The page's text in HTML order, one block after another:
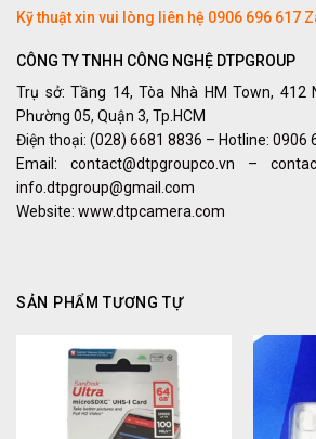
Kỹ thuật xin vui lòng liên hệ 0906 696 617
CÔNG TY TNHH CÔNG NGHỆ DTPGROUP
Trụ sở: Tầng 14, Tòa Nhà HM Town, 412
Phường 05, Quận 3, Tp.HCM
Điện thoại: (028) 6681 8836 – Hotline: 0906
Email: contact@dtpgroupco.vn –
info.dtpgroup@gmail.com
Website: www.dtpcamera.com
SẢN PHẨM TƯƠNG TỰ